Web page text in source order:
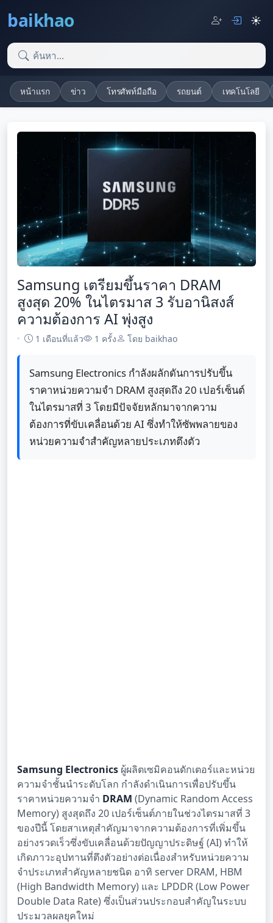
baikhao ☀️
หน้าแรก ข่าว โทรศัพท์มือถือ รถยนต์ เทคโนโลยี
Samsung เตรียมขึ้นราคา DRAM
สูงสุด 20% ในไตรมาส 3 รับอานิสงส์
ความต้องการ AI พุ่งสูง
1 เดือนที่แล้ว 1 ครั้ง โดย baikhao
Samsung Electronics กำลังผลักดันการปรับขึ้น
ราคาหน่วยความจำ DRAM สูงสุดถึง 20 เปอร์เซ็นต์
ในไตรมาสที่ 3 โดยมีปัจจัยหลักมาจากความ
ต้องการที่ขับเคลื่อนด้วย AI ซึ่งทำให้ซัพพลายของ
หน่วยความจำสำคัญหลายประเภทตึงตัว
Samsung Electronics ผู้ผลิตเซมิคอนดักเตอร์และหน่วย
ความจำชั้นนำระดับโลก กำลังดำเนินการเพื่อปรับขึ้น
ราคาหน่วยความจำ DRAM (Dynamic Random Access
Memory) สูงสุดถึง 20 เปอร์เซ็นต์ภายในช่วงไตรมาสที่ 3
ของปีนี้ โดยสาเหตุสำคัญมาจากความต้องการที่เพิ่มขึ้น
อย่างรวดเร็วซึ่งขับเคลื่อนด้วยปัญญาประดิษฐ์ (AI) ทำให้
เกิดภาวะอุปทานที่ตึงตัวอย่างต่อเนื่องสำหรับหน่วยความ
จำประเภทสำคัญหลายชนิด อาทิ server DRAM, HBM
(High Bandwidth Memory) และ LPDDR (Low Power
Double Data Rate) ซึ่งเป็นส่วนประกอบสำคัญในระบบ
ประมวลผลยุคใหม่